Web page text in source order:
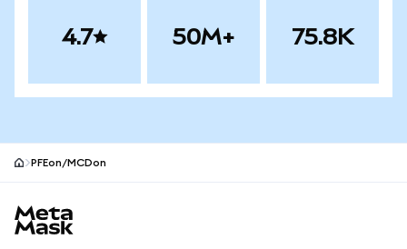
4.7 50M+ 75.8K
PFEon/MCDon